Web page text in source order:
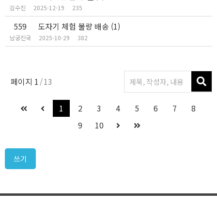
김수진 2025-12-19 235
559 도자기 체험 불량 배송 (1)
남궁진국 2025-10-29 382
페이지 1 13
1 2 3 4 5 6 7
8
9
10
쓰기